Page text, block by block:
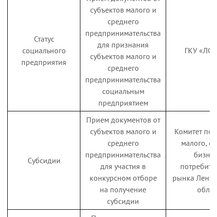
Статус
социального
предприятия
субъектов малого и
среднего
предпринимательства
для признания
субъектов малого и
среднего
предпринимательства
социальным
предприятием
ГКУ
Субсидии
Прием документов от
субъектов малого и
среднего
предпринимательства
для участия в
конкурсном отборе
на получение
субсидии
Комитет по
малого,
рынка